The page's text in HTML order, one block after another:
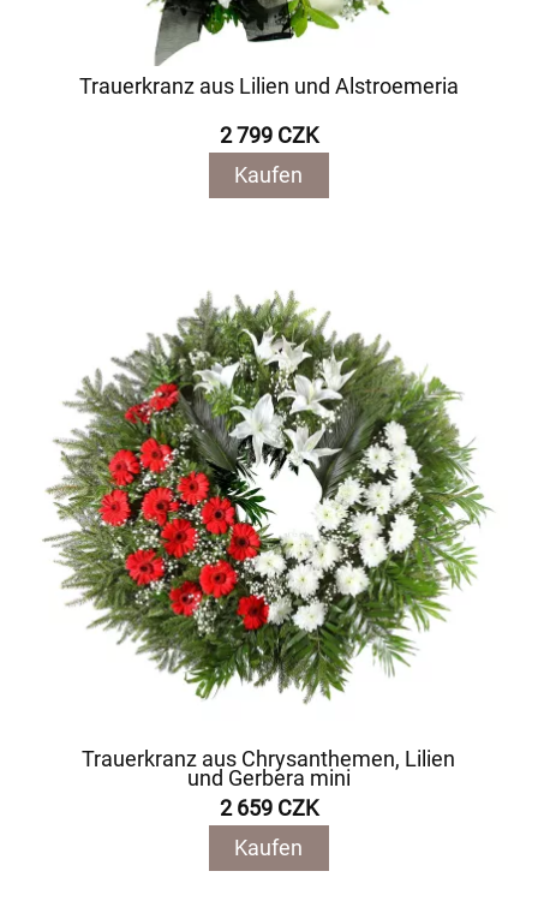
Trauerkranz aus Lilien und Alstroemeria
2 799 CZK
Kaufen
Trauerkranz aus Chrysanthemen, Lilien
und Gerbera mini
2 659 CZK
Kaufen